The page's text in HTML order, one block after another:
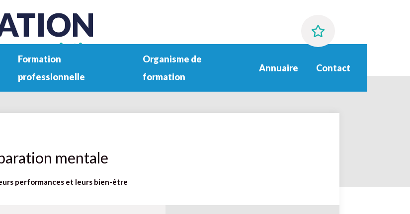
associative
Formation
professionnelle
Organisme de
formation
Annuaire Contact
mentale
performances et leurs bien-être